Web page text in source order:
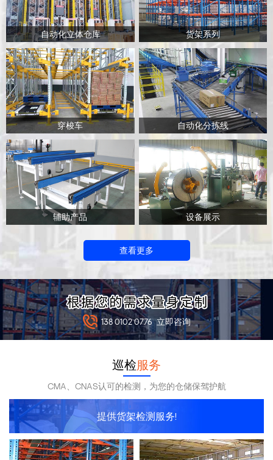
自动化立体仓库 货架系列
穿梭车 自动化分拣线
辅助产品 设备展示
查看更多
138 0102 0776 立即咨询
巡检服务
CMA、CNAS认可的检测，为您的仓储保驾护航
提供货架检测服务!